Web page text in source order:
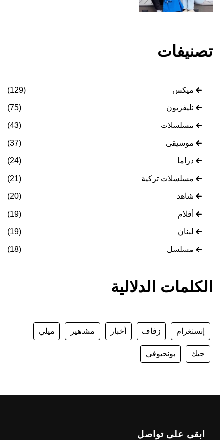
تصنيفات
ميكس (129)
تليفزيون (75)
مسلسلات (43)
موسيقى (37)
دراما (24)
مسلسلات تركية (21)
شاهد (20)
أفلام (19)
لبنان (19)
مسلسل (18)
الكلمات الدلالية
إنستغرام زفاف أخبار مشاهير ميلي
جيك بونجيوفي
ابقى على تواصل